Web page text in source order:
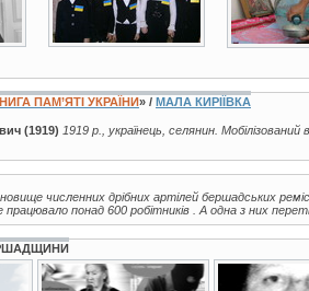
ПАМ’ЯТІ УКРАЇНИ» / МАЛА КИРІЇВКА
(1919) 1919 р., українець, селянин.
численних дрібних артілей бершадських
працювало понад 600 робітників . А одна з них